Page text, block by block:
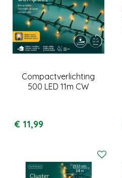
Compactverlichting
500 LED 11m CW
€ 11,99